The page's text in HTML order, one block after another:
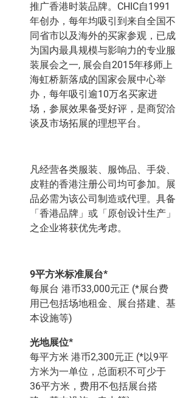
推广香港时装品牌。CHIC自1991
年创办，每年均吸引到来自全国不
同省市以及海外的买家参观，已成
为国内最具规模与影响力的专业服
装展会之一, 展会自2015年移师上
海虹桥新落成的国家会展中心举
办，每年吸引逾10万名买家进
场，参展效果备受好评，是商贸洽
谈及市场拓展的理想平台。
凡经营各类服装、服饰品、手袋、
皮鞋的香港注册公司均可参加。展
品必需为该公司制造或代理。具备
「香港品牌」或「原创设计生产」
之企业将获优先考虑。
9平方米标准展台*
每展台 港币33,000元正 (*展台费
用已包括场地租金、展台搭建、基
本设施等)
光地展位*
每平方米 港币2,300元正 (*以9平
方米为一单位，总面积不可少于
36平方米，费用不包括展台搭